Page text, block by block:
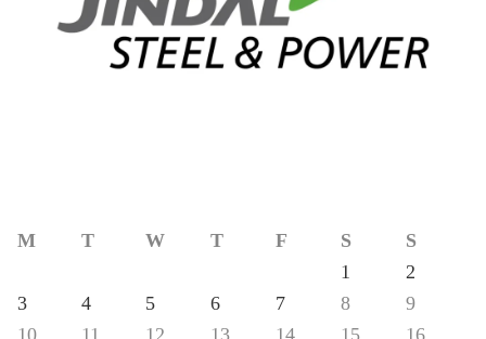
M T W T F S
S
1
2
3
4 5 6 7 8
9
10
11 12 13 14 15 16